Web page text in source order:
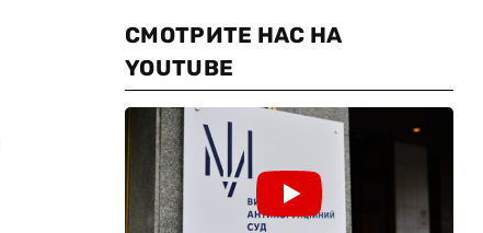
СМОТРИТЕ НАС НА
YOUTUBE